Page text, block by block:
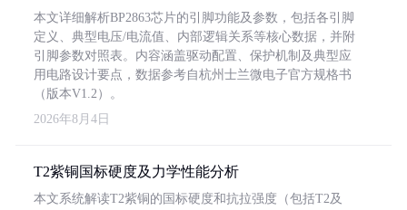
本文详细解析BP2863芯片的引脚功能及参数，包括各引脚
定义、典型电压/电流值、内部逻辑关系等核心数据，并附
引脚参数对照表。内容涵盖驱动配置、保护机制及典型应
用电路设计要点，数据参考自杭州士兰微电子官方规格书
（版本V1.2）。
2026年8月4日
T2紫铜国标硬度及力学性能分析
本文系统解读T2紫铜的国标硬度和抗拉强度（包括T2及